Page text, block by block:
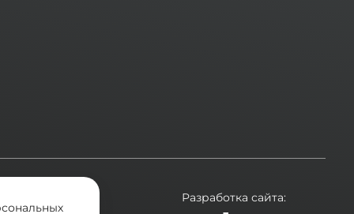
Разработка сайта: